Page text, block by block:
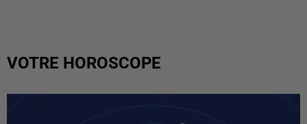
VOTRE HOROSCOPE